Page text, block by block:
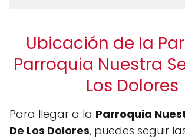
Ubicación de la
Parroquia Nuestra
Los Dolores
Para llegar a la Parroquia
De Los Dolores, puedes seguir